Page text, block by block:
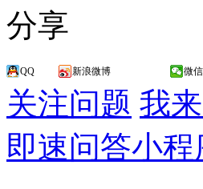
分享
QQ 新浪微博 微信
关注问题 我
即速问答小程